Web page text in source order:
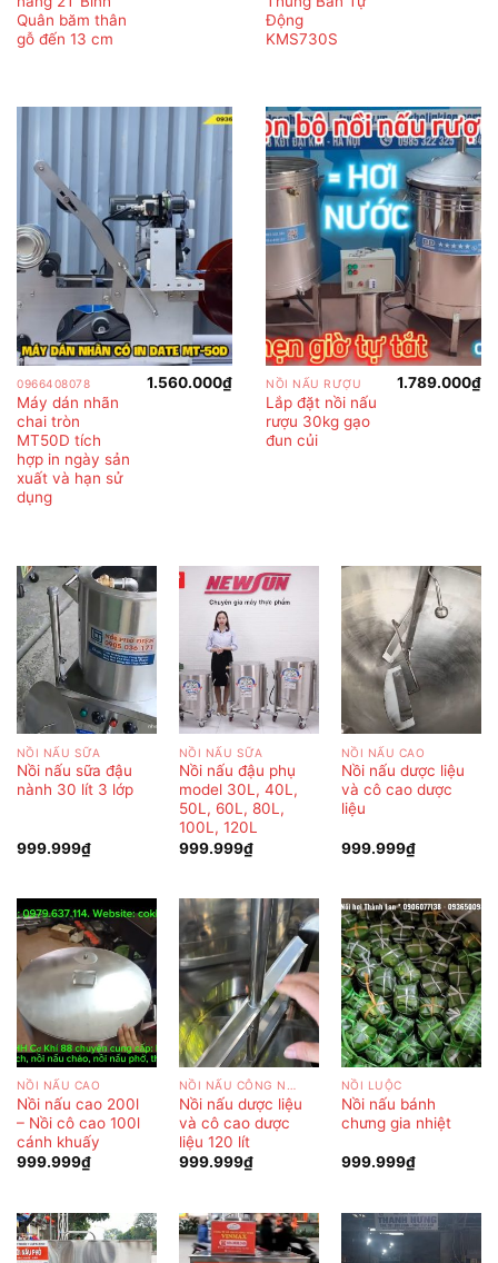
Quân băm thân
gỗ đến 13 cm
1.600.000₫.
Động
KMS730S
0966408078
Máy dán nhãn
chai tròn
MT50D tích
hợp in ngày sản
xuất và hạn sử
dụng
1.560.000₫ NỒI NẤU RƯỢU
Lắp đặt nồi nấu
rượu 30kg gạo
đun củi
1.789.000₫
NỒI NẤU SỮA
Nồi nấu sữa đậu
nành 30 lít 3 lớp
999.999₫
NỒI NẤU SỮA
Nồi nấu đậu phụ
model 30L, 40L,
50L, 60L, 80L,
100L, 120L
999.999₫
NỒI NẤU CAO
Nồi nấu dược liệu
và cô cao dược
liệu
999.999₫
NỒI NẤU CAO
Nồi nấu cao 200l
– Nồi cô cao 100l
cánh khuấy
999.999₫
Nồi nấu dược liệu
và cô cao dược
liệu 120 lít
999.999₫
NỒI LUỘC
Nồi nấu bánh
chưng gia nhiệt
999.999₫